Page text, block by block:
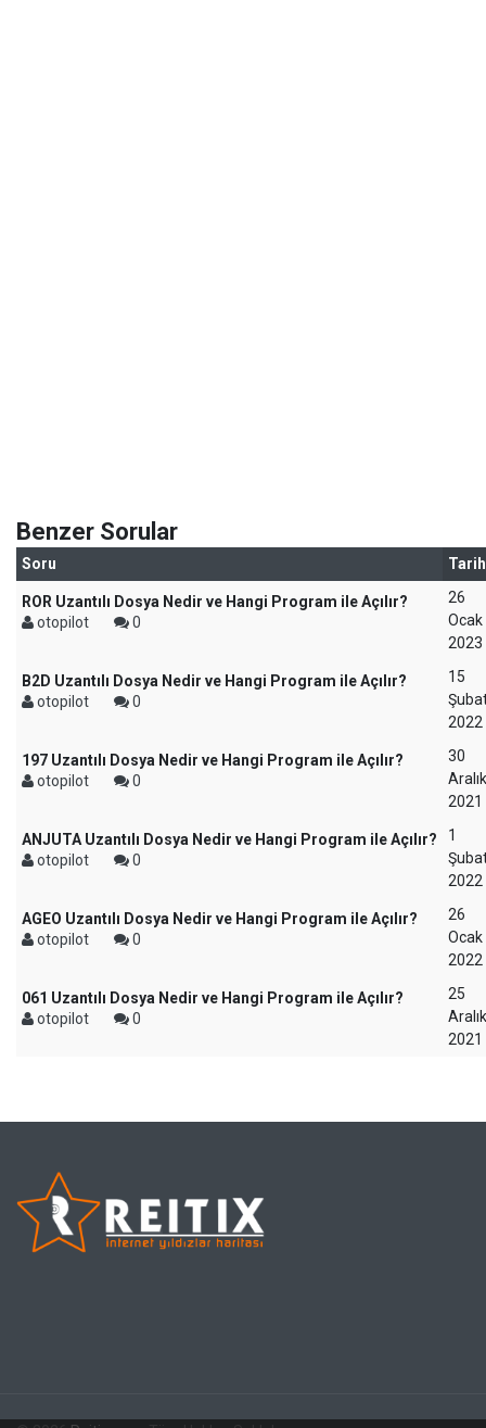
Benzer Sorular
Soru Tarih
ROR Uzantılı Dosya Nedir ve Hangi Program ile Açılır?
otopilot
0
26
Ocak
2023
B2D Uzantılı Dosya Nedir ve Hangi Program ile Açılır?
otopilot
0
15
2022
197 Uzantılı Dosya Nedir ve Hangi Program ile Açılır?
otopilot
0
30
Aralık
2021
ANJUTA Uzantılı Dosya Nedir ve Hangi Program ile Açılır?
otopilot
0
1
2022
AGEO Uzantılı Dosya Nedir ve Hangi Program ile Açılır?
otopilot
0
26
Ocak
2022
061 Uzantılı Dosya Nedir ve Hangi Program ile Açılır?
otopilot
0
25
Aralık
2021